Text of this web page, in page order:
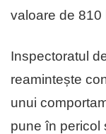
valoare de 810
Inspectoratul
reamintește
unui
pune în pericol